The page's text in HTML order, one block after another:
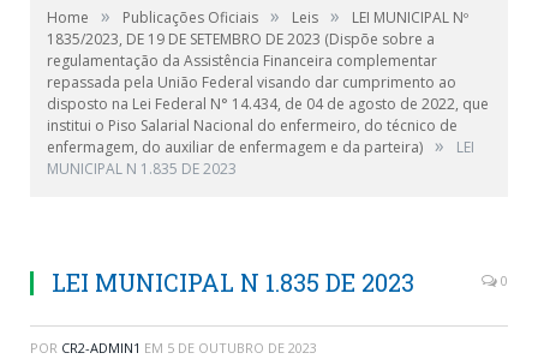
Home » Publicações Oficiais » Leis »
LEI MUNICIPAL Nº
1835/2023, DE 19 DE SETEMBRO DE 2023 (Dispõe sobre a
regulamentação da Assistência Financeira complementar
repassada pela União Federal visando dar cumprimento ao
disposto na Lei Federal N° 14.434, de 04 de agosto de 2022, que
institui o Piso Salarial Nacional do enfermeiro, do técnico de
enfermagem, do auxiliar de enfermagem e da parteira) »
LEI
MUNICIPAL N 1.835 DE 2023
LEI MUNICIPAL N 1.835 DE 2023 0
POR CR2-ADMIN1 EM 5 DE OUTUBRO DE 2023